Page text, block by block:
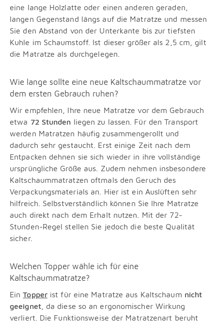
eine lange Holzlatte oder einen anderen geraden,
langen Gegenstand längs auf die Matratze und messen
Sie den Abstand von der Unterkante bis zur tiefsten
Kuhle im Schaumstoff. Ist dieser größer als 2,5 cm, gilt
die Matratze als durchgelegen.
Wie lange sollte eine neue Kaltschaummatratze vor
dem ersten Gebrauch ruhen?
Wir empfehlen, Ihre neue Matratze vor dem Gebrauch
etwa 72 Stunden liegen zu lassen. Für den Transport
werden Matratzen häufig zusammengerollt und
dadurch sehr gestaucht. Erst einige Zeit nach dem
Entpacken dehnen sie sich wieder in ihre vollständige
ursprüngliche Größe aus. Zudem nehmen insbesondere
Kaltschaummatratzen oftmals den Geruch des
Verpackungsmaterials an. Hier ist ein Auslüften sehr
hilfreich. Selbstverständlich können Sie Ihre Matratze
auch direkt nach dem Erhalt nutzen. Mit der 72-
Stunden-Regel stellen Sie jedoch die beste Qualität
sicher.
Welchen Topper wähle ich für eine
Kaltschaummatratze?
EinTopperist für eine Matratze aus Kaltschaum nicht
geeignet, da diese so an ergonomischer Wirkung
verliert. Die Funktionsweise der Matratzenart beruht